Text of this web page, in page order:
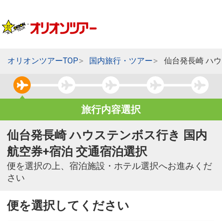
オリオンツアーTOP 国内旅行・ツアー 仙台発長崎 ハ
旅行内容選択
仙台発長崎 ハウステンボス行き 国内
航空券+宿泊 交通宿泊選択
便を選択の上、宿泊施設・ホテル選択へお進みくだ
さい
便を選択してください